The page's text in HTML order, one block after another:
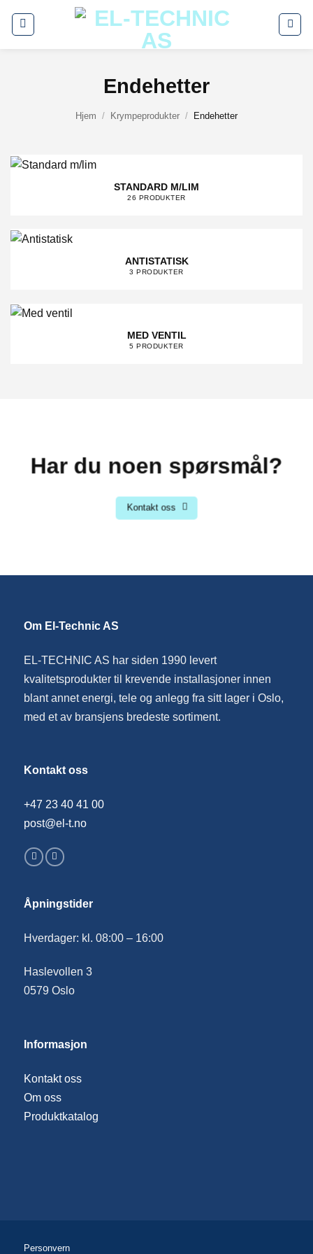
Endehetter
Hjem / Krympeprodukter / Endehetter
STANDARD M/LIM
26 PRODUKTER
ANTISTATISK
3 PRODUKTER
MED VENTIL
5 PRODUKTER
Har du noen spørsmål?
Kontakt oss
Om El-Technic AS
EL-TECHNIC AS har siden 1990 levert
kvalitetsprodukter til krevende installasjoner innen
blant annet energi, tele og anlegg fra sitt lager i Oslo,
med et av bransjens bredeste sortiment.
Kontakt oss
+47 23 40 41 00
post@el-t.no
Åpningstider
Hverdager: kl. 08:00 – 16:00
Haslevollen 3
0579 Oslo
Informasjon
Kontakt oss
Om oss
Produktkatalog
Personvern